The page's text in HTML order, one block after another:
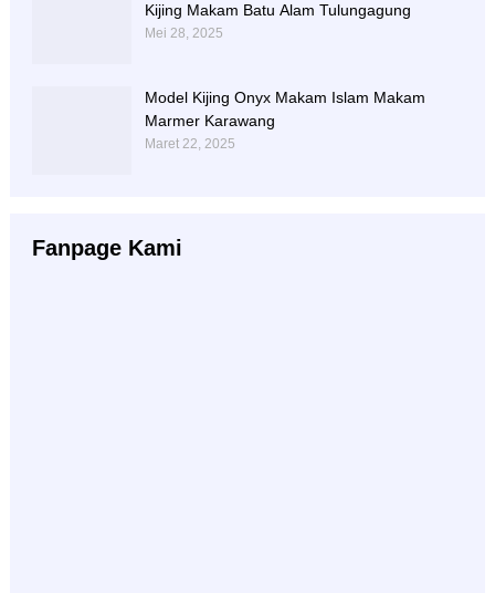
Kijing Makam Batu Alam Tulungagung
Mei 28, 2025
Model Kijing Onyx Makam Islam Makam
Marmer Karawang
Maret 22, 2025
Fanpage Kami